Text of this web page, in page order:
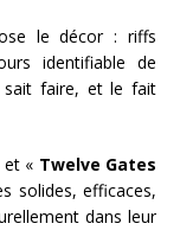
le décor : riffs
identifiable de
sait faire, et le fait
et « Twelve Gates
solides, efficaces,
dans leur